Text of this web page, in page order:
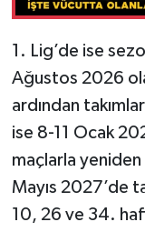
1. Lig’de ise
Ağustos 2026
ardından
ise 8-11 Ocak
maçlarla
Mayıs 2027’de
10, 26 ve 34.